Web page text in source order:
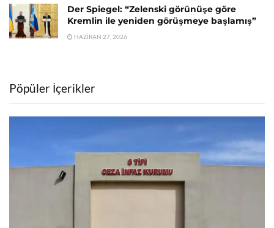
Der Spiegel: “Zelenski görünüşe göre
Kremlin ile yeniden görüşmeye başlamış”
HAZIRAN 27, 2026
Pöpüler İçerikler